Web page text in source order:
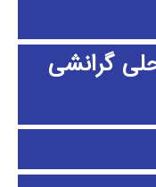
گرانشی